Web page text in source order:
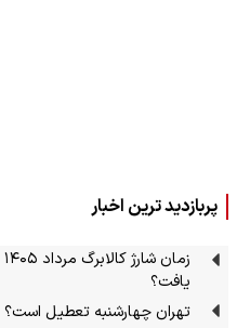
پربازدید ترین اخبار
یافت؟
تهران چهارشنبه تعطیل است؟